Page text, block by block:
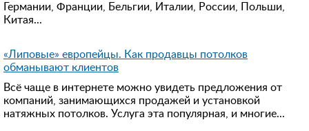
Германии, Франции, Бельгии, Италии, России, Польши,
Китая...
«Липовые» европейцы. Как продавцы потолков
обманывают клиентов
Всё чаще в интернете можно увидеть предложения от
компаний, занимающихся продажей и установкой
натяжных потолков. Услуга эта популярная, и многие...